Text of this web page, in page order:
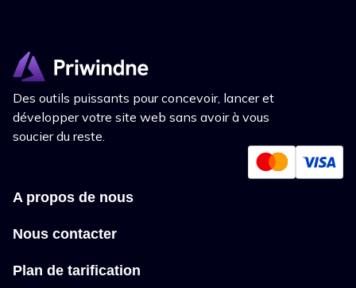
Des outils puissants pour concevoir, lancer et
développer votre site web sans avoir à vous
soucier du reste.
A propos de nous
Nous contacter
Plan de tarification